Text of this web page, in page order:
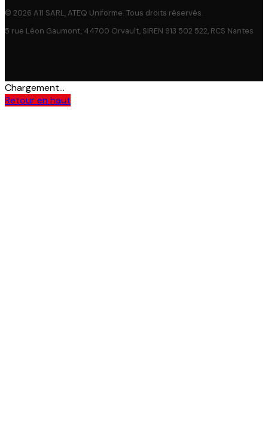
© 2026 A11 SARL, ATEQ Uniforme. Tous droits réservés.
5 rue Léon Gaumont, 44700 Orvault, SIREN 913 502 522, RCS Nantes
Chargement...
Retour en haut